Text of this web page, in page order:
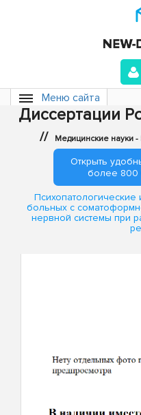
Меню сайта
Диссертации
// Медицинские науки
Открыть
более 800
больных с
нервной системы при